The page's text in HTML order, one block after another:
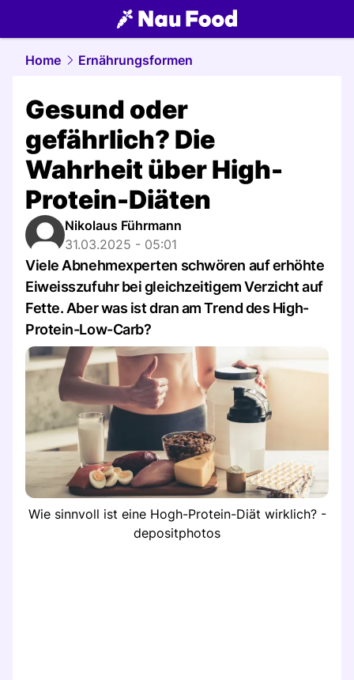
food.NAU.ch
Home Ernährungsformen
Gesund oder
gefährlich? Die
Wahrheit über High-
Protein-Diäten
Nikolaus Führmann
31.03.2025 - 05:01
Viele Abnehmexperten schwören auf erhöhte
Eiweisszufuhr bei gleichzeitigem Verzicht auf
Fette. Aber was ist dran am Trend des High-
Protein-Low-Carb?
Wie sinnvoll ist eine Hogh-Protein-Diät wirklich? -
depositphotos